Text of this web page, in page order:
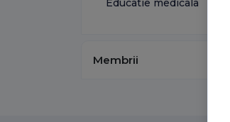
Educatie medicala
Membrii